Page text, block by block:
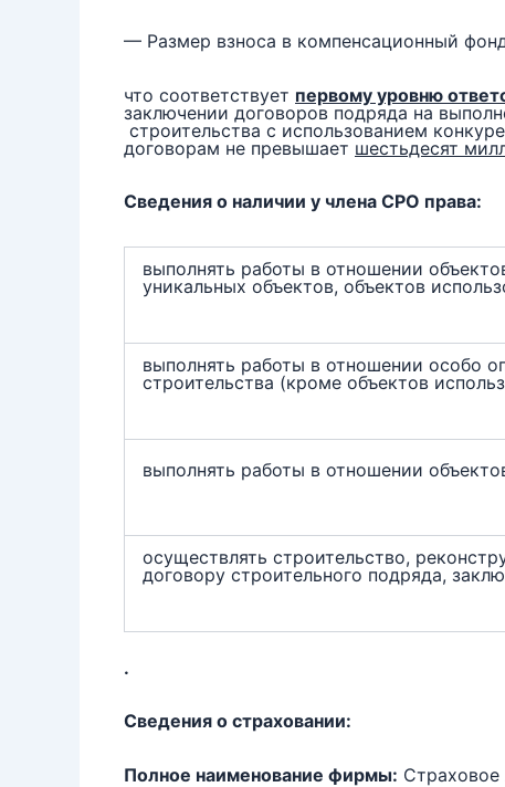
— Размер взноса в компенсационный
что соответствует первому уровню
заключении договоров подряда на
строительства с использованием
договорам не превышает шестьдесят
Сведения о наличии у члена СРО права:
выполнять работы в отношении
уникальных объектов, объектов
выполнять работы в отношении особо
строительства (кроме объектов
выполнять работы в отношении
осуществлять строительство,
договору строительного подряда,
.
Сведения о страховании:
Полное наименование фирмы: